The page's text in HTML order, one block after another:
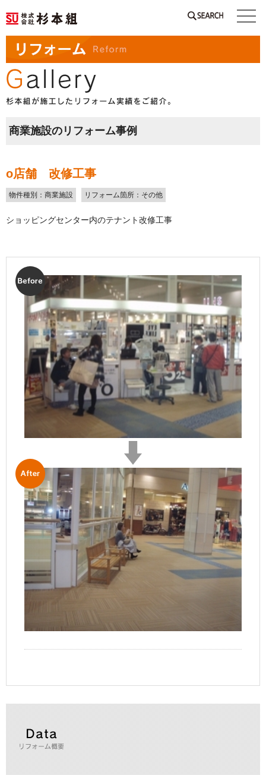
SEARCH
商業施設のリフォーム事例
o店舗 改修工事
物件種別：商業施設 リフォーム箇所：その他
ショッピングセンター内のテナント改修工事
リフォーム概要